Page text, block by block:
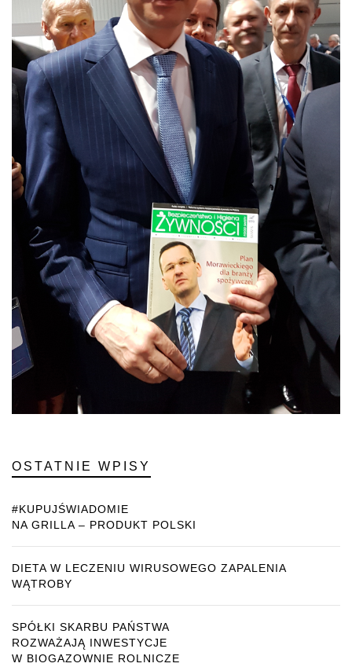
OSTATNIE WPISY
#KUPUJŚWIADOMIE
NA GRILLA – PRODUKT POLSKI
DIETA W LECZENIU WIRUSOWEGO ZAPALENIA
WĄTROBY
SPÓŁKI SKARBU PAŃSTWA
ROZWAŻAJĄ INWESTYCJE
W BIOGAZOWNIE ROLNICZE